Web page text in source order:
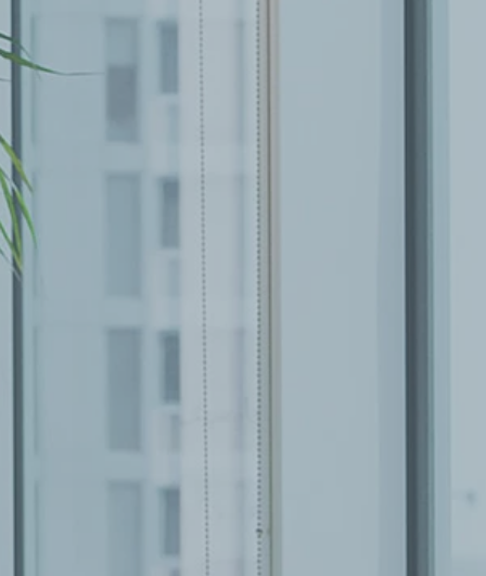
€
OBRA
IVA incl. No pagues nada hasta
completar el cuestionario
¡ A tu ritmo!
REGÍSTRATE AHORA
GRATIS